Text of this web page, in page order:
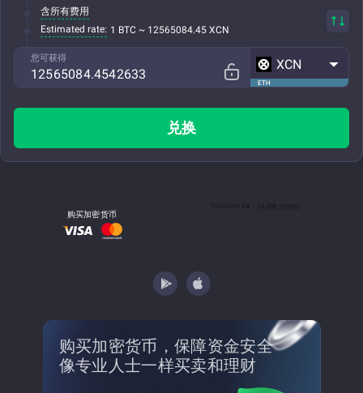
含所有费用
Estimated rate: 1 BTC ~ 12565084.45 XCN
您可获得
ETH
XCN
兑换
购买加密货币
购买加密货币，保障资金安全
像专业人士一样买卖和理财